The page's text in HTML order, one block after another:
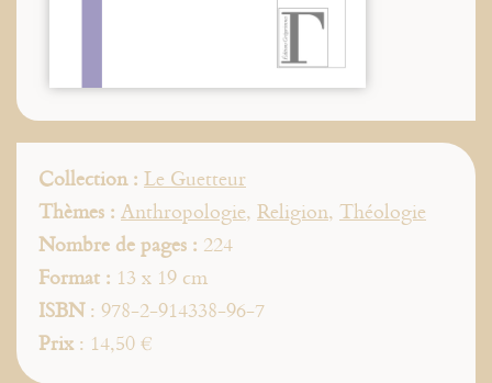
Collection : Le Guetteur
Thèmes : Anthropologie, Religion, Théologie
Nombre de pages : 224
Format : 13 x 19 cm
ISBN: 978-2-914338-96-7
Prix: 14,50 €